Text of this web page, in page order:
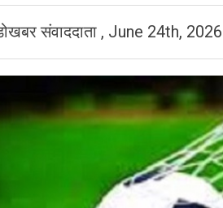
संवाददाता , June 24th, 2026